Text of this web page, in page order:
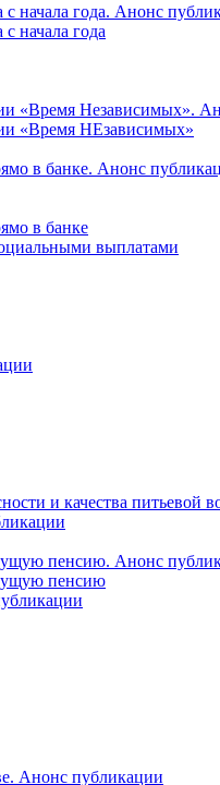
начала года. Анонс
начала года
«Время Независимых».
«Время НЕзависимых»
в банке. Анонс
в банке
выплатами
и качества питьевой
пенсию. Анонс
пенсию
Анонс публикации